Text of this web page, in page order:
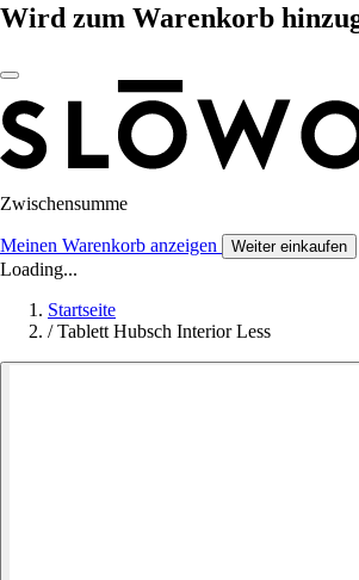
Wird zum Warenkorb
Zwischensumme
Meinen Warenkorb anzeigen Weiter einkaufen
Loading...
Startseite
/ Tablett Hubsch Interior Less